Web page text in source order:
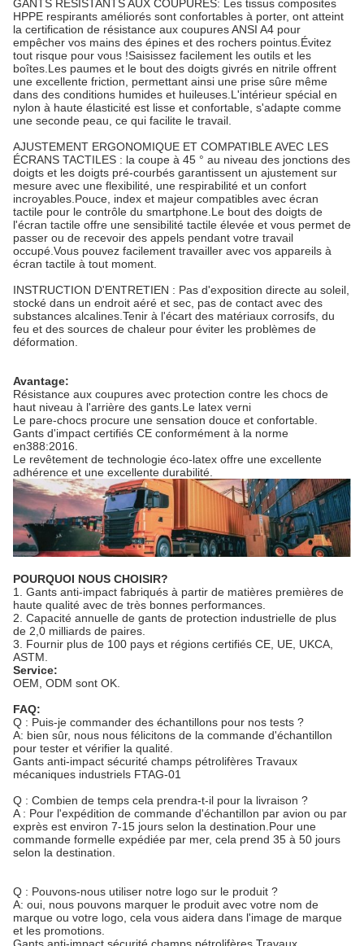
GANTS RÉSISTANTS AUX COUPURES: Les tissus composites
HPPE respirants améliorés sont confortables à porter, ont atteint
la certification de résistance aux coupures ANSI A4 pour
empêcher vos mains des épines et des rochers pointus.Évitez
tout risque pour vous !Saisissez facilement les outils et les
boîtes.Les paumes et le bout des doigts givrés en nitrile offrent
une excellente friction, permettant ainsi une prise sûre même
dans des conditions humides et huileuses.L'intérieur spécial en
nylon à haute élasticité est lisse et confortable, s'adapte comme
une seconde peau, ce qui facilite le travail.
AJUSTEMENT ERGONOMIQUE ET COMPATIBLE AVEC LES
ÉCRANS TACTILES : la coupe à 45 ° au niveau des jonctions des
doigts et les doigts pré-courbés garantissent un ajustement sur
mesure avec une flexibilité, une respirabilité et un confort
incroyables.Pouce, index et majeur compatibles avec écran
tactile pour le contrôle du smartphone.Le bout des doigts de
l'écran tactile offre une sensibilité tactile élevée et vous permet de
passer ou de recevoir des appels pendant votre travail
occupé.Vous pouvez facilement travailler avec vos appareils à
écran tactile à tout moment.
INSTRUCTION D'ENTRETIEN : Pas d'exposition directe au soleil,
stocké dans un endroit aéré et sec, pas de contact avec des
substances alcalines.Tenir à l'écart des matériaux corrosifs, du
feu et des sources de chaleur pour éviter les problèmes de
déformation.
Avantage:
Résistance aux coupures avec protection contre les chocs de
haut niveau à l'arrière des gants.Le latex verni
Le pare-chocs procure une sensation douce et confortable.
Gants d'impact certifiés CE conformément à la norme
en388:2016.
Le revêtement de technologie éco-latex offre une excellente
adhérence et une excellente durabilité.
POURQUOI NOUS CHOISIR?
1. Gants anti-impact fabriqués à partir de matières premières de
haute qualité avec de très bonnes performances.
2. Capacité annuelle de gants de protection industrielle de plus
de 2,0 milliards de paires.
3. Fournir plus de 100 pays et régions certifiés CE, UE, UKCA,
ASTM.
Service:
OEM, ODM sont OK.
FAQ:
Q : Puis-je commander des échantillons pour nos tests ?
A: bien sûr, nous nous félicitons de la commande d'échantillon
pour tester et vérifier la qualité.
Gants anti-impact sécurité champs pétrolifères Travaux
mécaniques industriels FTAG-01
Q : Combien de temps cela prendra-t-il pour la livraison ?
A : Pour l'expédition de commande d'échantillon par avion ou par
exprès est environ 7-15 jours selon la destination.Pour une
commande formelle expédiée par mer, cela prend 35 à 50 jours
selon la destination.
Q : Pouvons-nous utiliser notre logo sur le produit ?
A: oui, nous pouvons marquer le produit avec votre nom de
marque ou votre logo, cela vous aidera dans l'image de marque
et les promotions.